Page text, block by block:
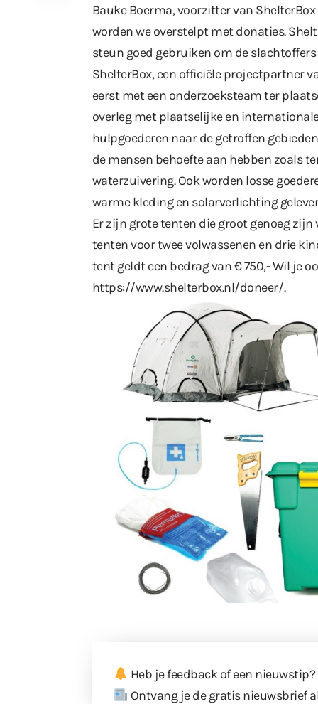
Bauke Boerma, voorzitter van
worden we overstelpt met donaties.
steun goed gebruiken om de
ShelterBox, een officiële projectpartner
eerst met een onderzoeksteam ter
overleg met plaatselijke en
hulpgoederen naar de getroffen
de mensen behoefte aan hebben zoals
waterzuivering. Ook worden losse
warme kleding en solarverlichting
Er zijn grote tenten die groot genoeg
tenten voor twee volwassenen en drie
tent geldt een bedrag van € 750,- Wil je
https://www.shelterbox.nl/doneer/.
Heb je feedback of een nieuwstip?
Ontvang je de gratis nieuwsbrief